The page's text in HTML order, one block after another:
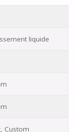
liquide
Custom